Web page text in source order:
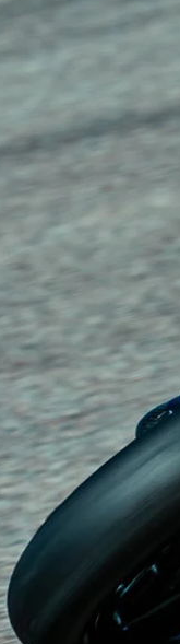
eski pilotu
göreve
gözler önüne
ciddi test
Takaaki
Alman sürücü
seçenekleri
hafta sonu
yapılacak
bir açıklama
kariyerine
yılları
12
olmuş ve bu
kayıtlara
Arjantin GP'lerini